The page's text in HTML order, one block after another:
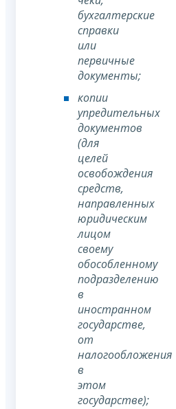
бухгалтерские
справки
или
первичные
документы;
копии
упредительных
документов
(для
целей
освобождения
средств,
направленных
юридическим
лицом
своему
обособленному
подразделению
в
иностранном
государстве,
от
налогообложения
в
этом
государстве);